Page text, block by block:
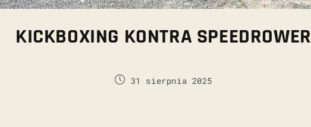
KICKBOXING KONTRA SPEEDROWER
31 sierpnia 2025